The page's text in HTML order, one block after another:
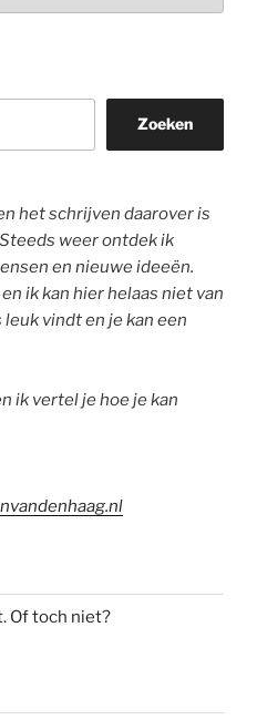
Zoeken
het schrijven daarover is
weer ontdek ik
en nieuwe ideeën.
ik kan hier helaas niet van
vindt en je kan een
ik vertel je hoe je kan
Of toch niet?